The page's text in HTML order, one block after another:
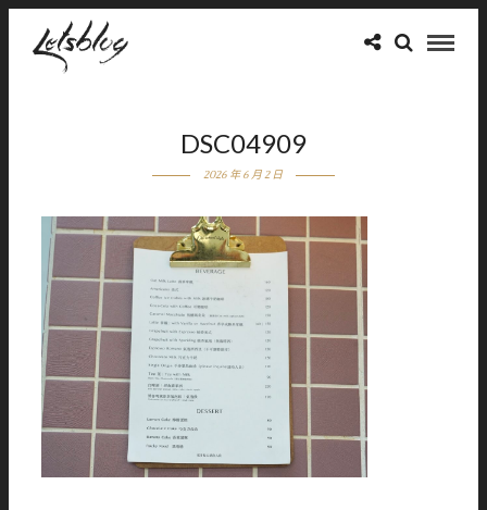
DSC04909
2026 年 6 月 2 日